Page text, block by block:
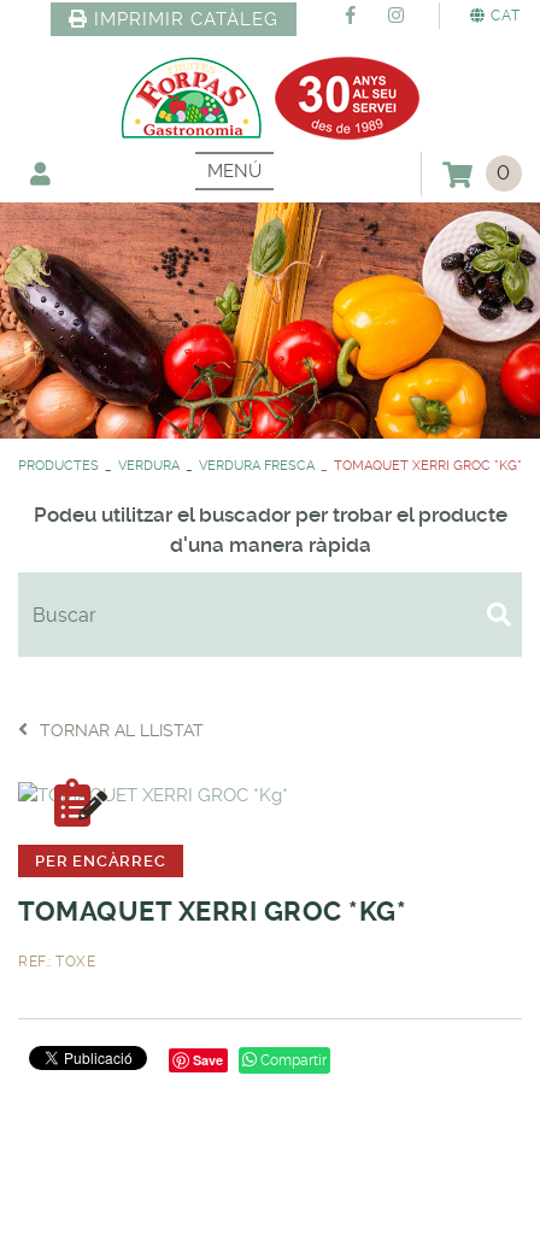
CAT
IMPRIMIR CATÀLEG
MENÚ 0
PRODUCTES VERDURA VERDURA FRESCA TOMAQUET XERRI GROC *KG*
Podeu utilitzar el buscador per trobar el producte
d'una manera ràpida
TORNAR AL LLISTAT
PER ENCÀRREC
TOMAQUET XERRI GROC *KG*
REF.: TOXE
Save Compartir